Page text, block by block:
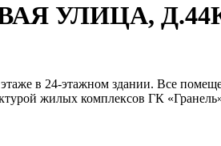
УЛИЦА,
в 24-этажном здании. Все
жилых комплексов ГК